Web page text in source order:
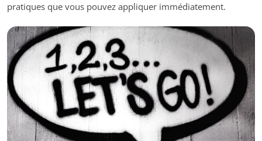
pratiques que vous pouvez appliquer immédiatement.